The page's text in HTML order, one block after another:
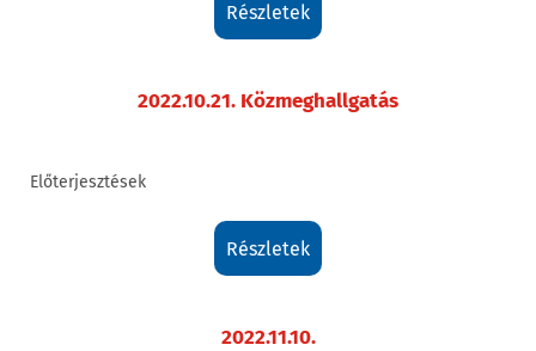
részletek
2022.10.21. Közmeghallgatás
Előterjesztések
részletek
2022.11.10.